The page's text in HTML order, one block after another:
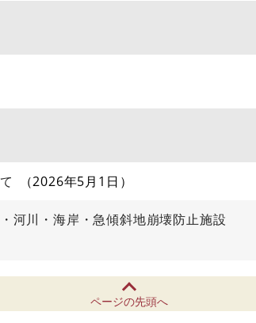
2026年5月1日
河川・海岸・急傾斜地崩壊防止施設
ページの先頭へ